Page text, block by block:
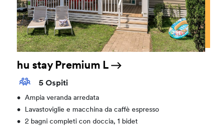
hu stay Premium L
5 Ospiti
•
Ampia veranda arredata
•
Lavastoviglie e macchina da caffè espresso
•
2 bagni completi con doccia, 1 bidet